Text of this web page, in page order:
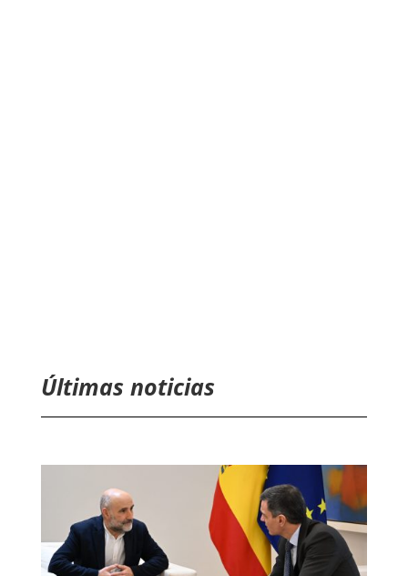
Últimas noticias